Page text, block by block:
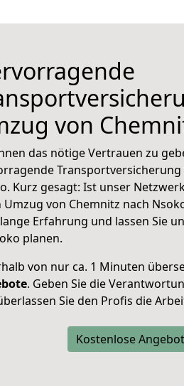
von
das nötige Vertrauen zu
Kurz gesagt: Ist unser
von Chemnitz nach
Erfahrung und lassen Sie
planen.
von nur ca. 1 Minuten
. Geben Sie die
Sie den Profis die
Kostenlose